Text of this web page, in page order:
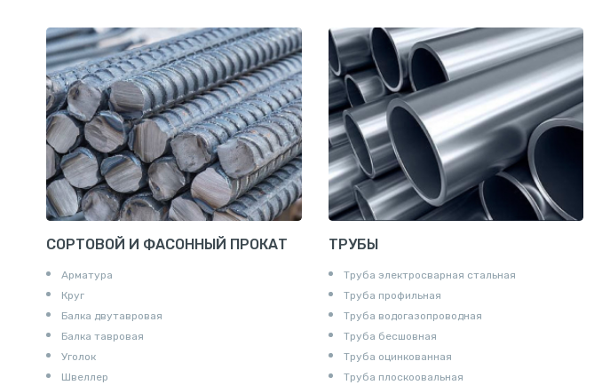
СОРТОВОЙ И ФАСОННЫЙ ПРОКАТ
Арматура
Круг
Балка двутавровая
Балка тавровая
Уголок
Швеллер
ТРУБЫ
Труба электросварная стальная
Труба профильная
Труба водогазопроводная
Труба бесшовная
Труба оцинкованная
Труба плоскоовальная